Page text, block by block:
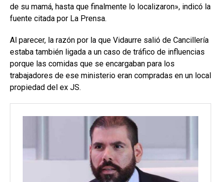
de su mamá, hasta que finalmente lo localizaron», indicó la
fuente citada por La Prensa.
Al parecer, la razón por la que Vidaurre salió de Cancillería
estaba también ligada a un caso de tráfico de influencias
porque las comidas que se encargaban para los
trabajadores de ese ministerio eran compradas en un local
propiedad del ex JS.